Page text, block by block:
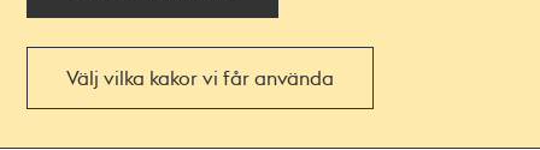
Välj vilka kakor vi får använda